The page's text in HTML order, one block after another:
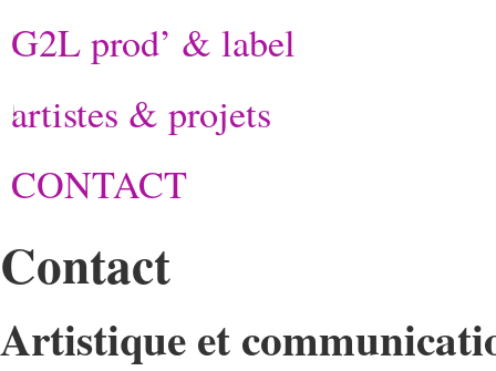
G2L prod’ & label
artistes & projets
CONTACT
Contact
Artistique et